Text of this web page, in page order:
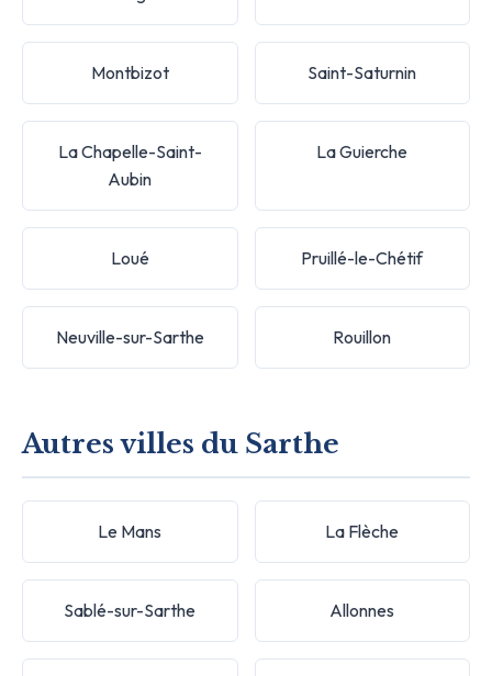
Montbizot Saint-Saturnin
La Chapelle-Saint-
Aubin
La Guierche
Loué Pruillé-le-Chétif
Neuville-sur-Sarthe Rouillon
Autres villes du Sarthe
Le Mans La Flèche
Sablé-sur-Sarthe Allonnes